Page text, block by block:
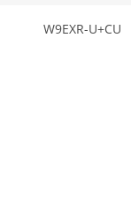
W9EXR-U+CU